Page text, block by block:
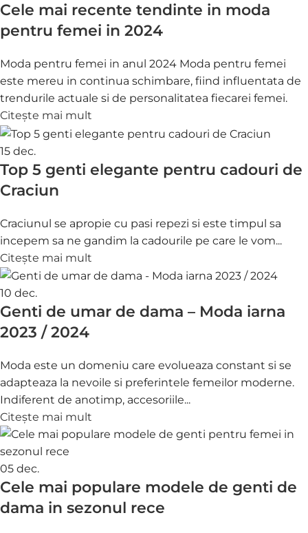
Cele mai recente tendinte in moda
pentru femei in 2024
Moda pentru femei in anul 2024 Moda pentru femei
este mereu in continua schimbare, fiind influentata de
trendurile actuale si de personalitatea fiecarei femei.
Citește mai mult
15 dec.
Top 5 genti elegante pentru cadouri de
Craciun
Craciunul se apropie cu pasi repezi si este timpul sa
incepem sa ne gandim la cadourile pe care le vom...
Citește mai mult
10 dec.
Genti de umar de dama – Moda iarna
2023 / 2024
Moda este un domeniu care evolueaza constant si se
adapteaza la nevoile si preferintele femeilor moderne.
Indiferent de anotimp, accesoriile...
Citește mai mult
05 dec.
Cele mai populare modele de genti de
dama in sezonul rece